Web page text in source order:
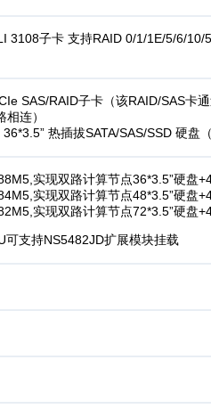
3108子卡 支持RAID 0/1/1E/5/6/
SAS/RAID子卡（该RAID/SAS卡
相连）
热插拔SATA/SAS/SSD 硬盘
实现双路计算节点36*3.5”硬盘
实现双路计算节点48*3.5”硬盘
实现双路计算节点72*3.5”硬盘
可支持NS5482JD扩展模块挂载